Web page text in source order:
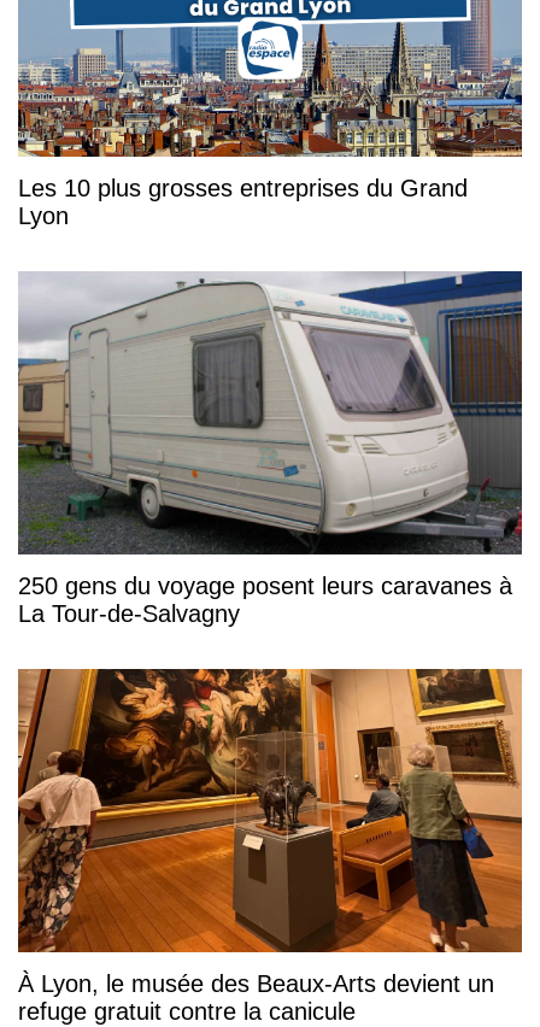
Les 10 plus grosses entreprises du Grand
Lyon
250 gens du voyage posent leurs caravanes à
La Tour-de-Salvagny
À Lyon, le musée des Beaux-Arts devient un
refuge gratuit contre la canicule